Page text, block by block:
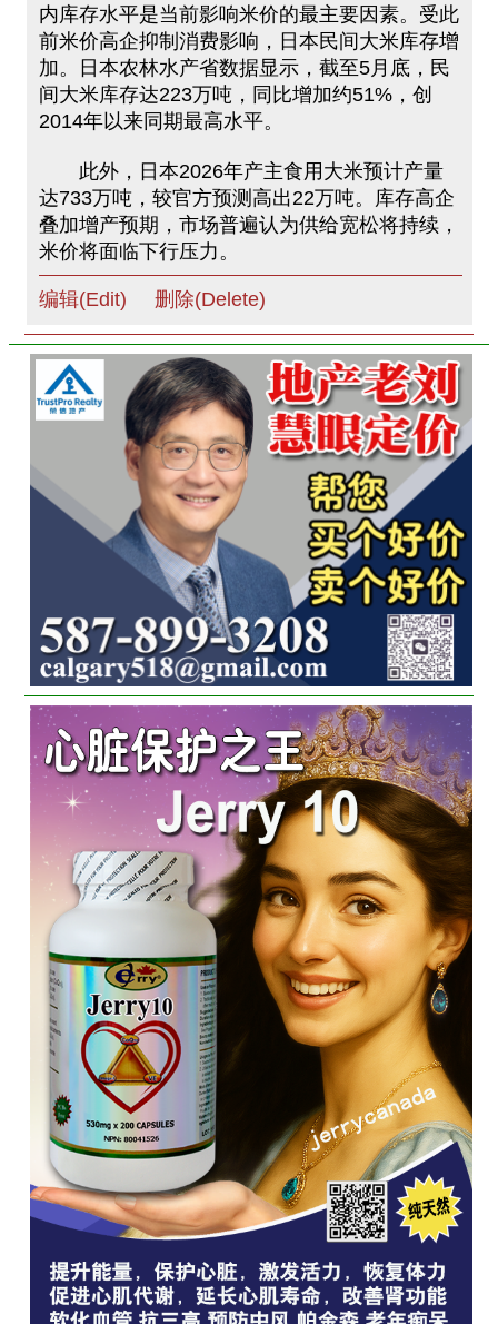
内库存水平是当前影响米价的最主要因素。受此
前米价高企抑制消费影响，日本民间大米库存增
加。日本农林水产省数据显示，截至5月底，民
间大米库存达223万吨，同比增加约51%，创
2014年以来同期最高水平。
此外，日本2026年产主食用大米预计产量
达733万吨，较官方预测高出22万吨。库存高企
叠加增产预期，市场普遍认为供给宽松将持续，
米价将面临下行压力。
编辑(Edit) 删除(Delete)